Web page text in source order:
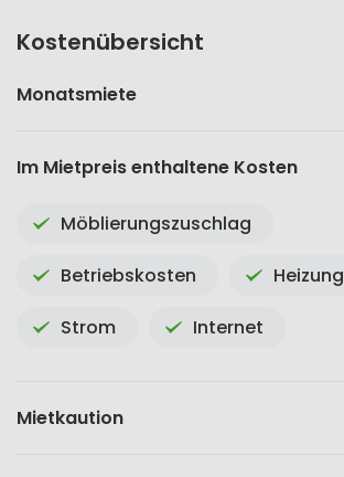
Kostenübersicht
Monatsmiete
Im Mietpreis enthaltene Kosten
Möblierungszuschlag
Betriebskosten Heizung
Strom Internet
Mietkaution